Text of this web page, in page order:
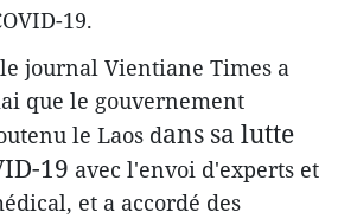
19.
journal Vientiane Times a
que le gouvernement
le Laos dans sa lutte
19 avec l'envoi d'experts et
et a accordé des